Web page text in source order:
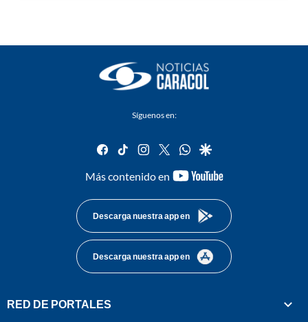
Síguenos en:
facebook
tiktok instagram
twitterwhatsapp
google
Más contenido en
youtube-
Descarga nuestra app en
Descarga nuestra app en
RED DE PORTALES